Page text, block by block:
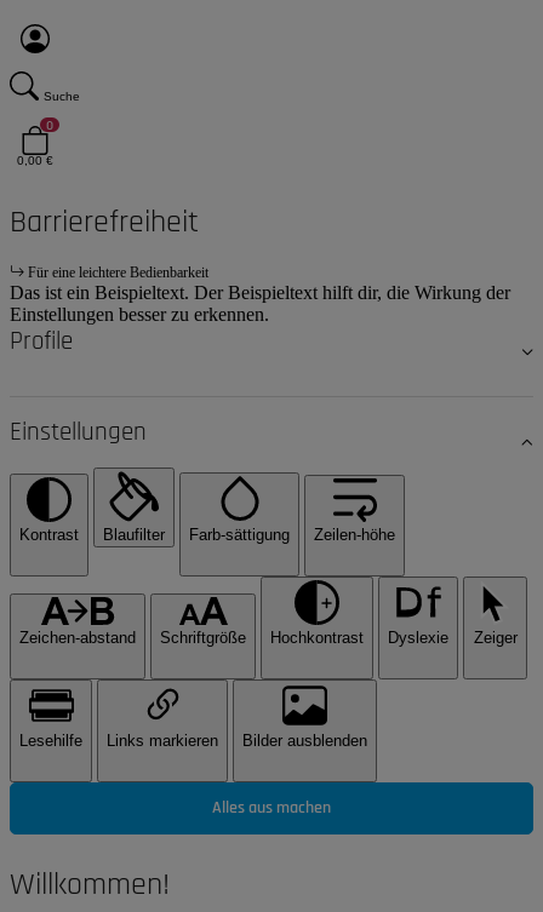
Suche
0
0,00 €
Barrierefreiheit
Für eine leichtere Bedienbarkeit
Das ist ein Beispieltext. Der Beispieltext hilft dir, die Wirkung der
Einstellungen besser zu erkennen.
Profile
Einstellungen
Kontrast Blaufilter Farb-sättigung Zeilen-höhe
Zeichen-abstand Schriftgröße Hochkontrast Dyslexie Zeiger
Lesehilfe Links markieren Bilder ausblenden
Alles aus machen
Willkommen!